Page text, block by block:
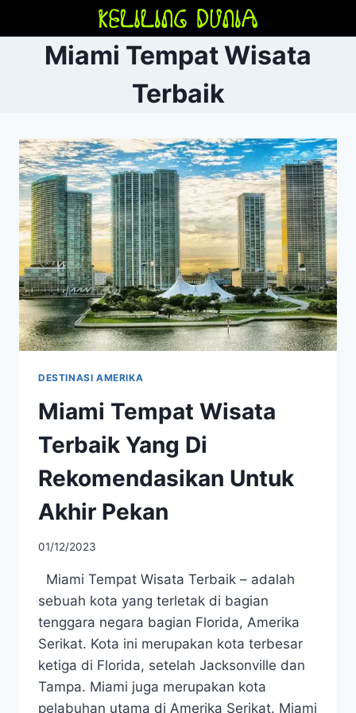
Miami Tempat Wisata
Terbaik
DESTINASI AMERIKA
Miami Tempat Wisata
Terbaik Yang Di
Rekomendasikan Untuk
Akhir Pekan
01/12/2023
Miami Tempat Wisata Terbaik – adalah
sebuah kota yang terletak di bagian
tenggara negara bagian Florida, Amerika
Serikat. Kota ini merupakan kota terbesar
ketiga di Florida, setelah Jacksonville dan
Tampa. Miami juga merupakan kota
pelabuhan utama di Amerika Serikat. Miami